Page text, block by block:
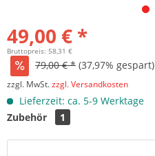
49,00 € *
Bruttopreis: 58,31 €
79,00 € * (37,97% gespart)
zzgl. MwSt.zzgl. Versandkosten
Lieferzeit: ca. 5-9 Werktage
Zubehör
1